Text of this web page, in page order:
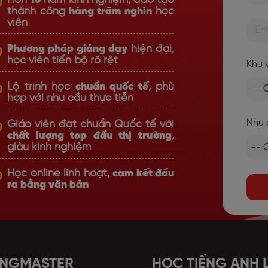
thành công hàng trăm nghìnhọc
viên
Phương pháp giảng dạy hiện đại,
học viên tiến bộ rõ rệt
Lộ trình học chuẩn quốc tế, phù
hợp với nhu cầu thực tiễn
Giáo viên đạt chuẩn Quốc tế với
chất lượng top đầu thị trường,
giàu kinh nghiệm
Học online linh hoạt,cam kết đầu
ra bằng văn bản
Khu
Nhu
HỌC TIẾNG ANH